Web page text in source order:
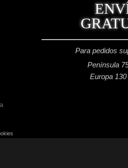
Para pedidos
Península
Europa